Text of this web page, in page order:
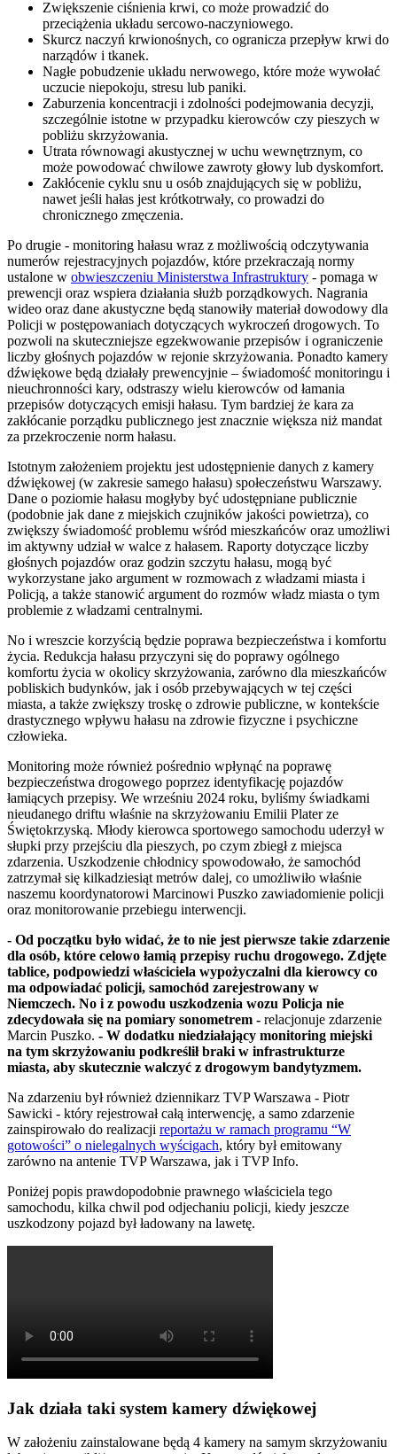
Zwiększenie ciśnienia krwi, co może prowadzić do
przeciążenia układu sercowo-naczyniowego.
Skurcz naczyń krwionośnych, co ogranicza przepływ krwi do
narządów i tkanek.
Nagłe pobudzenie układu nerwowego, które może wywołać
uczucie niepokoju, stresu lub paniki.
Zaburzenia koncentracji i zdolności podejmowania decyzji,
szczególnie istotne w przypadku kierowców czy pieszych w
pobliżu skrzyżowania.
Utrata równowagi akustycznej w uchu wewnętrznym, co
może powodować chwilowe zawroty głowy lub dyskomfort.
Zakłócenie cyklu snu u osób znajdujących się w pobliżu,
nawet jeśli hałas jest krótkotrwały, co prowadzi do
chronicznego zmęczenia.
Po drugie - monitoring hałasu wraz z możliwością odczytywania
numerów rejestracyjnych pojazdów, które przekraczają normy
ustalone w obwieszczeniu Ministerstwa Infrastruktury - pomaga w
prewencji oraz wspiera działania służb porządkowych. Nagrania
wideo oraz dane akustyczne będą stanowiły materiał dowodowy dla
Policji w postępowaniach dotyczących wykroczeń drogowych. To
pozwoli na skuteczniejsze egzekwowanie przepisów i ograniczenie
liczby głośnych pojazdów w rejonie skrzyżowania. Ponadto kamery
dźwiękowe będą działały prewencyjnie – świadomość monitoringu i
nieuchronności kary, odstraszy wielu kierowców od łamania
przepisów dotyczących emisji hałasu. Tym bardziej że kara za
zakłócanie porządku publicznego jest znacznie większa niż mandat
za przekroczenie norm hałasu.
Istotnym założeniem projektu jest udostępnienie danych z kamery
dźwiękowej (w zakresie samego hałasu) społeczeństwu Warszawy.
Dane o poziomie hałasu mogłyby być udostępniane publicznie
(podobnie jak dane z miejskich czujników jakości powietrza), co
zwiększy świadomość problemu wśród mieszkańców oraz umożliwi
im aktywny udział w walce z hałasem. Raporty dotyczące liczby
głośnych pojazdów oraz godzin szczytu hałasu, mogą być
wykorzystane jako argument w rozmowach z władzami miasta i
Policją, a także stanowić argument do rozmów władz miasta o tym
problemie z władzami centralnymi.
No i wreszcie korzyścią będzie poprawa bezpieczeństwa i komfortu
życia. Redukcja hałasu przyczyni się do poprawy ogólnego
komfortu życia w okolicy skrzyżowania, zarówno dla mieszkańców
pobliskich budynków, jak i osób przebywających w tej części
miasta, a także zwiększy troskę o zdrowie publiczne, w kontekście
drastycznego wpływu hałasu na zdrowie fizyczne i psychiczne
człowieka.
Monitoring może również pośrednio wpłynąć na poprawę
bezpieczeństwa drogowego poprzez identyfikację pojazdów
łamiących przepisy. We wrześniu 2024 roku, byliśmy świadkami
nieudanego driftu właśnie na skrzyżowaniu Emilii Plater ze
Świętokrzyską. Młody kierowca sportowego samochodu uderzył w
słupki przy przejściu dla pieszych, po czym zbiegł z miejsca
zdarzenia. Uszkodzenie chłodnicy spowodowało, że samochód
zatrzymał się kilkadziesiąt metrów dalej, co umożliwiło właśnie
naszemu koordynatorowi Marcinowi Puszko zawiadomienie policji
oraz monitorowanie przebiegu interwencji.
- Od początku było widać, że to nie jest pierwsze takie zdarzenie
dla osób, które celowo łamią przepisy ruchu drogowego. Zdjęte
tablice, podpowiedzi właściciela wypożyczalni dla kierowcy co
ma odpowiadać policji, samochód zarejestrowany w
Niemczech. No i z powodu uszkodzenia wozu Policja nie
zdecydowała się na pomiary sonometrem - relacjonuje zdarzenie
Marcin Puszko. - W dodatku niedziałający monitoring miejski
na tym skrzyżowaniu podkreślił braki w infrastrukturze
miasta, aby skutecznie walczyć z drogowym bandytyzmem.
Na zdarzeniu był również dziennikarz TVP Warszawa - Piotr
Sawicki - który rejestrował całą interwencję, a samo zdarzenie
zainspirowało do realizacji reportażu w ramach programu “W
gotowości” o nielegalnych wyścigach, który był emitowany
zarówno na antenie TVP Warszawa, jak i TVP Info.
Poniżej popis prawdopodobnie prawnego właściciela tego
samochodu, kilka chwil pod odjechaniu policji, kiedy jeszcze
uszkodzony pojazd był ładowany na lawetę.
Jak działa taki system kamery dźwiękowej
W założeniu zainstalowane będą 4 kamery na samym skrzyżowaniu